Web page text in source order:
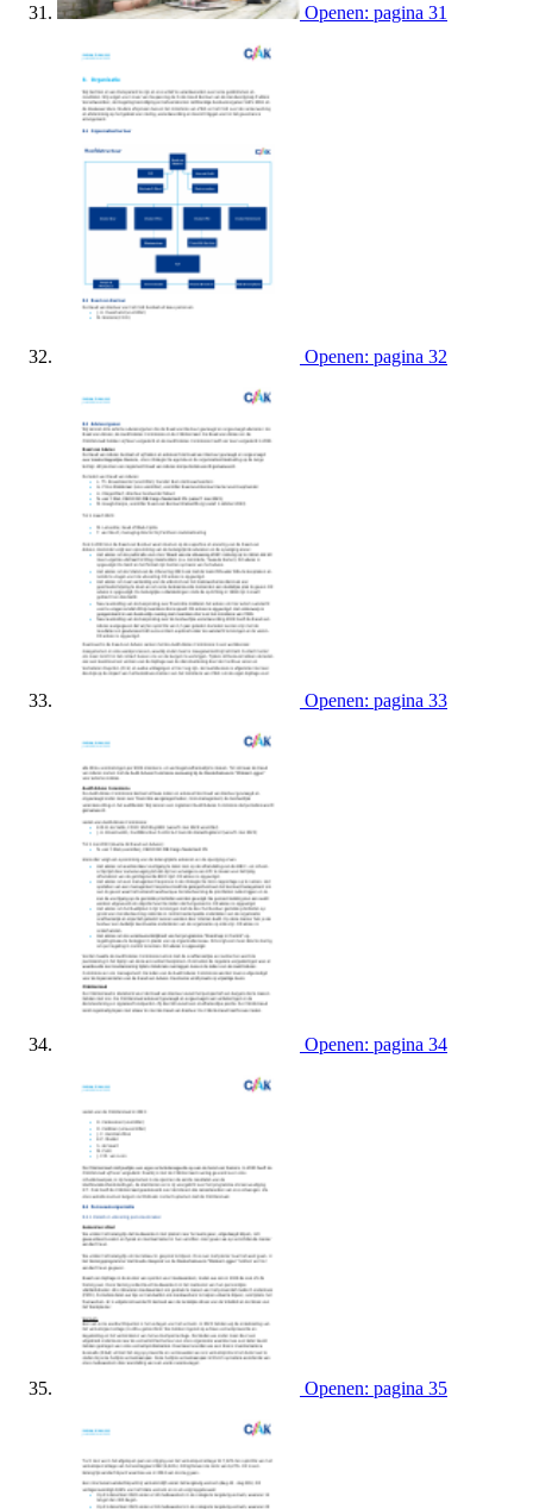
Openen: pagina 31
Openen: pagina 32
Openen: pagina 33
Openen: pagina 34
Openen: pagina 35